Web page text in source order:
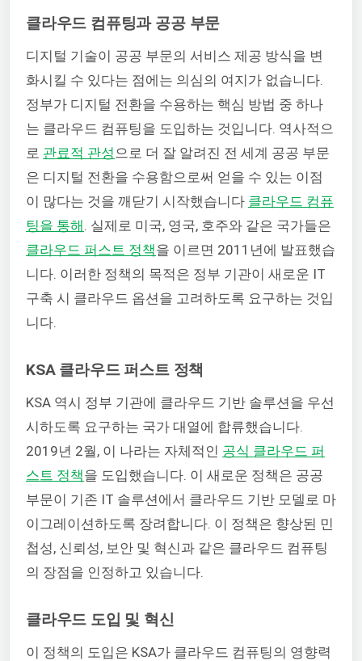
클라우드 컴퓨팅과 공공 부문
디지털 기술이 공공 부문의 서비스 제공 방식을 변
화시킬 수 있다는 점에는 의심의 여지가 없습니다.
정부가 디지털 전환을 수용하는 핵심 방법 중 하나
는 클라우드 컴퓨팅을 도입하는 것입니다. 역사적으
로 관료적 관성 으로 더 잘 알려진 전 세계 공공 부문
은 디지털 전환을 수용함으로써 얻을 수 있는 이점
이 많다는 것을 깨닫기 시작했습니다 클라우드 컴퓨
팅을 통해 . 실제로 미국, 영국, 호주와 같은 국가들은
클라우드 퍼스트 정책을 이르면 2011년에 발표했습
니다. 이러한 정책의 목적은 정부 기관이 새로운 IT
구축 시 클라우드 옵션을 고려하도록 요구하는 것입
니다.
KSA 클라우드 퍼스트 정책
KSA 역시 정부 기관에 클라우드 기반 솔루션을 우선
시하도록 요구하는 국가 대열에 합류했습니다.
2019년 2월, 이 나라는 자체적인 공식 클라우드 퍼
스트 정책을 도입했습니다. 이 새로운 정책은 공공
부문이 기존 IT 솔루션에서 클라우드 기반 모델로 마
이그레이션하도록 장려합니다. 이 정책은 향상된 민
첩성, 신뢰성, 보안 및 혁신과 같은 클라우드 컴퓨팅
의 장점을 인정하고 있습니다.
클라우드 도입 및 혁신
이 정책의 도입은 KSA가 클라우드 컴퓨팅의 영향력